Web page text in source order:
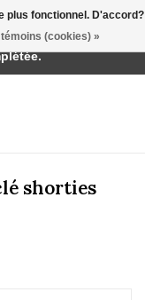
shorties
plus fonctionnel. D'accord?
(cookies) »
commande passée